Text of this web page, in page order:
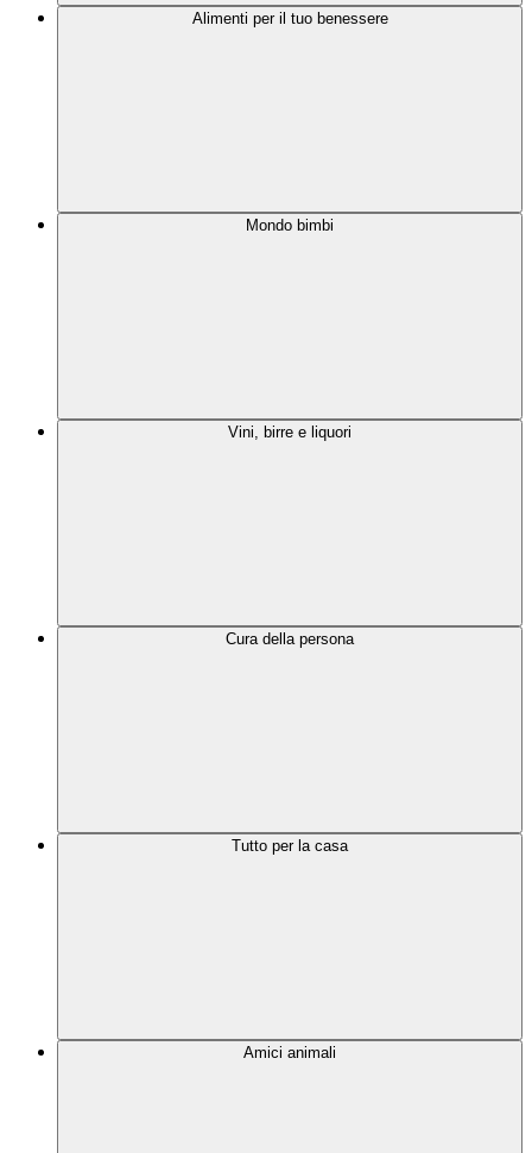
Alimenti per il tuo benessere
Mondo bimbi
Vini, birre e liquori
Cura della persona
Tutto per la casa
Amici animali